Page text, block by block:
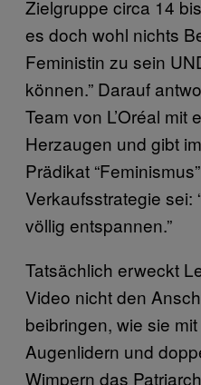
Zielgruppe circa 14
es doch wohl nichts
Feministin zu sein
können.” Darauf
Team von L’Oréal mit
Herzaugen und gibt
Prädikat
Verkaufsstrategie sei:
völlig entspannen.”
Tatsächlich erweckt
Video nicht den
beibringen, wie sie
Augenlidern und
Wimpern das